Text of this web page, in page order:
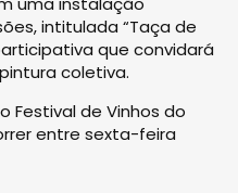
intitulada “Taça de
que convidará
coletiva.
Festival de Vinhos do
entre sexta-feira